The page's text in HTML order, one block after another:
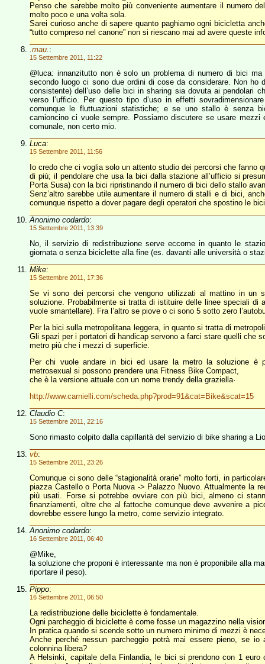
Penso che sarebbe molto più conveniente aumentare il numero
molto poco e una volta sola.
Sarei curioso anche di sapere quanto paghiamo ogni bicicletta
“tutto compreso nel canone” non si riescano mai ad avere queste
.mau. :
15 Settembre 2011, 11:22
@luca: innanzitutto non è solo un problema di numero di bici
secondo luogo ci sono due ordini di cose da considerare. Non
consistente) dell’uso delle bici in sharing sia dovuta ai pendolari
verso l’ufficio. Per questo tipo d’uso in effetti
comunque le fluttuazioni statistiche; e se uno stallo è senza
camioncino ci vuole sempre. Possiamo discutere se usare
comunale, non certo mio.
Luca:
15 Settembre 2011, 11:56
Io credo che ci voglia solo un attento studio dei percorsi che fanno
di più; il pendolare che usa la bici dalla stazione all’ufficio si
Porta Susa) con la bici ripristinando il numero di bici dello stallo
Senz’altro sarebbe utile aumentare il numero di stalli e di bici,
comunque rispetto a dover pagare degli operatori che spostino le
Anonimo codardo:
15 Settembre 2011, 13:39
No, il servizio di redistribuzione serve eccome in quanto le
giornata o senza biciclette alla fine (es. davanti alle università o
Mike:
15 Settembre 2011, 17:36
Se vi sono dei percorsi che vengono utilizzati al mattino in un
soluzione. Probabilmente si tratta di istituire delle linee speciali
vuole smantellare). Fra l’altro se piove o ci sono 5 sotto zero
Per la bici sulla metropolitana leggera, in quanto si tratta di
Gli spazi per i portatori di handicap servono a farci stare quelli che
metro più che i mezzi di superficie.
Per chi vuole andare in bici ed usare la metro la soluzione è
metrosexual si possono prendere una Fitness Bike Compact,
che è la versione attuale con un nome trendy della graziella·
http://www.carnielli.com/scheda.php?prod=91&cat=Bike&scat=15
Claudio C:
15 Settembre 2011, 22:16
Sono rimasto colpito dalla capillarità del servizio di bike sharing a
vb:
15 Settembre 2011, 23:26
Comunque ci sono delle “stagionalità orarie” molto forti, in
piazza Castello o Porta Nuova -> Palazzo Nuovo. Attualmente la
più usati. Forse si potrebbe ovviare con più bici, almeno ci
finanziamenti, oltre che al fattoche comunque deve avvenire a
dovrebbe essere lungo la metro, come servizio integrato.
Anonimo codardo:
16 Settembre 2011, 06:40
@Mike,
la soluzione che proponi è interessante ma non è proponibile alla
riportare il peso).
Pippo:
16 Settembre 2011, 06:50
La redistribuzione delle biciclette è fondamentale.
Ogni parcheggio di biciclette è come fosse un magazzino nella
In pratica quando si scende sotto un numero minimo di mezzi è
Anche perché nessun parcheggio potrà mai essere pieno, se
colonnina libera?
A Helsinki, capitale della Finlandia, le bici si prendono con 1